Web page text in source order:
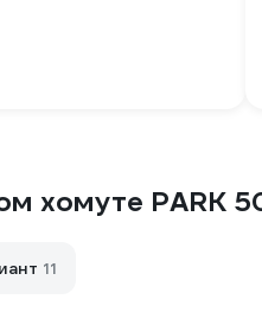
хомуте PARK
11